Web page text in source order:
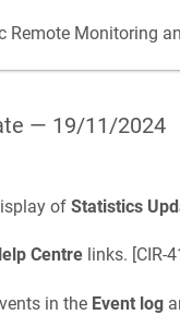
Remote Monitoring
— 19/11/2024
of Statistics
Centrelinks. [CIR-
in the Event log